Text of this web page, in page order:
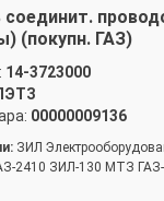
соединит.
(покупн. ГАЗ)
14-3723000
00000009136
ЗИЛ
2410 ЗИЛ-130 МТЗ ГАЗ-